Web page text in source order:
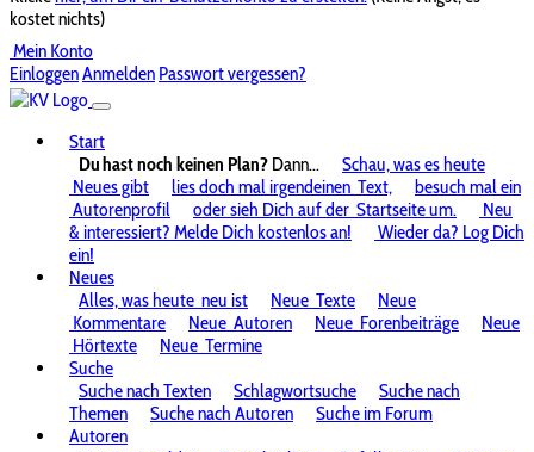
kostet nichts)
Mein Konto
EinloggenAnmelden Passwort vergessen?
Start
Du hast noch keinen Plan? Dann...
Schau, was es heute
Neues gibt
lies doch mal irgendeinen Text,
besuch mal ein
Autorenprofil
oder sieh Dich auf der Startseite um.
Neu
& interessiert? Melde Dich kostenlos an!
Wieder da? Log Dich
ein!
Neues
Alles, was heute neu ist Neue Texte
Neue
Kommentare
Neue Autoren Neue Forenbeiträge
Neue
Hörtexte
Neue Termine
Suche
Suche nach Texten
Schlagwortsuche
Suche nach
Themen
Suche nach Autoren
Suche im Forum
Autoren